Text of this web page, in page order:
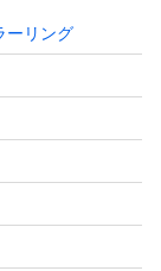
ーリング